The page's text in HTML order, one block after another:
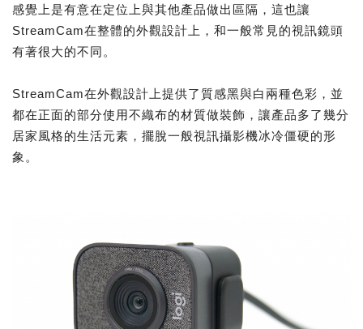
感覺上是有意在定位上與其他產品做出區隔，這也讓
StreamCam在整體的外觀設計上，和一般常見的視訊鏡頭
有著很大的不同。
StreamCam在外觀設計上提供了質感黑與白兩種色彩，並
都在正面的部分使用不織布的材質做裝飾，讓產品多了幾分
居家風格的生活元素，擺脫一般視訊攝影機冰冷僵硬的形
象。